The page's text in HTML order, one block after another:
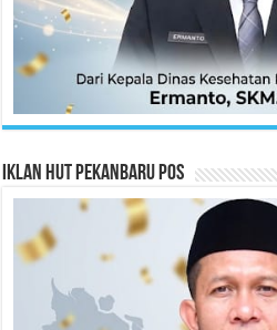
Iklan HUT Pekanbaru Pos